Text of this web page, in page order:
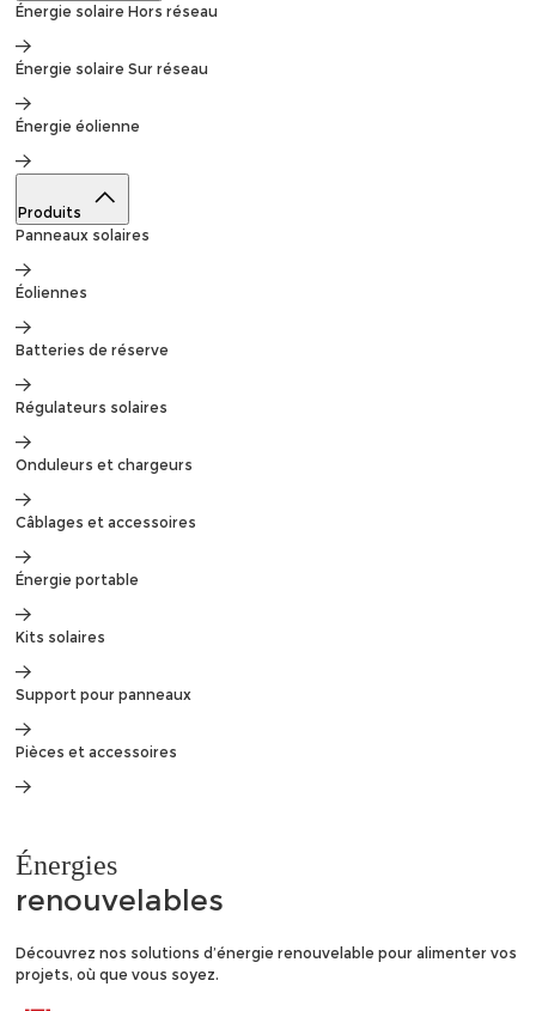
Énergie solaireHors réseau
Énergie solaireSur réseau
Énergie éolienne
Produits
Panneaux solaires
Éoliennes
Batteries de réserve
Régulateurs solaires
Onduleurs et chargeurs
Câblages et accessoires
Énergie portable
Kits solaires
Support pour panneaux
Pièces et accessoires
Énergies
renouvelables
Découvrez nos solutions d’énergie renouvelable pour alimenter vos
projets, où que vous soyez.